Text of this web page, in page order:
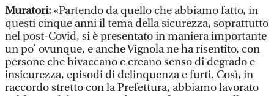
Muratori:«Partendo da quello che abbiamo fatto, in
questi cinque anni il tema della sicurezza, soprattutto
nel post-Covid, si è presentato in maniera importante
un po’ ovunque, e anche Vignola ne ha risentito, con
persone che bivaccano e creano senso di degrado e
insicurezza, episodi di delinquenza e furti. Così, in
raccordo stretto con la Prefettura, abbiamo lavorato